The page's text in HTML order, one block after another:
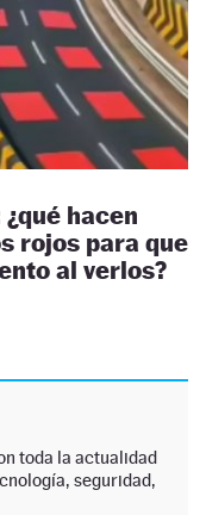
hacen
rojos para que
al verlos?
toda la actualidad
seguridad,